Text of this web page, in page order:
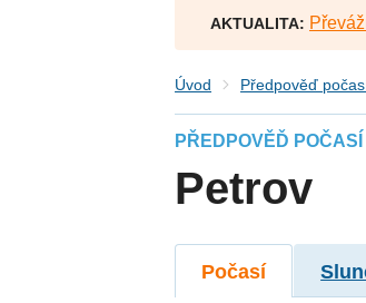
AKTUALITA:
Úvod Předpověď
PŘEDPOVĚĎ POČASÍ
Petrov
Počasí